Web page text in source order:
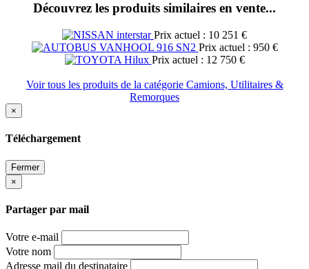
Découvrez les produits similaires en vente...
Prix actuel : 10 251 €
Prix actuel : 950 €
Prix actuel : 12 750 €
Voir tous les produits de la catégorie Camions, Utilitaires &
Remorques
×
Téléchargement
Fermer
×
Partager par mail
Votre e-mail
Votre nom
Adresse mail du destinataire